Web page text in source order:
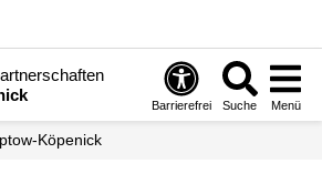
Barrierefrei Suche Menü
Köpenick